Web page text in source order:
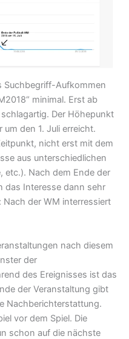
Suchbegriff-Aufkommen
minimal. Erst ab
Der Höhepunkt
den 1. Juli erreicht.
nicht erst mit dem
aus unterschiedlichen
etc.). Nach dem Ende der
das Interesse dann sehr
Nach der WM interressiert
nach diesem
der
des Ereignisses ist das
der Veranstaltung gibt
Nachberichterstattung.
vor dem Spiel. Die
schon auf die nächste